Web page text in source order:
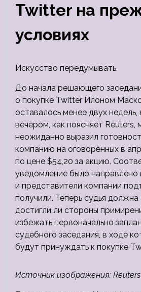
Twitter на
условиях
Искусство передумывать.
До начала решающего
о покупке Twitter Илоном
оставалось менее двух недель,
вечером, как поясняет Reuters,
неожиданно выразил
компанию на оговорённых в
по цене $54,20 за акцию.
уведомление было направлено
и представители компании
получили. Теперь судья должна
достигли ли стороны
избежать первоначально
судебного заседания, в ходе
будут принуждать к покупке
Источник изображения: Reuters